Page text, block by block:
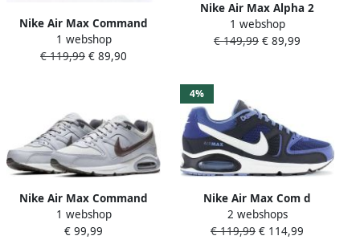
Nike Air Max Command
Sneakers Dames Wit Rood
Doos zonder deksel
1 webshop
€ 119,99 € 89,90
Nike Air Max Alpha 2
Trainingsschoenen
Schoenen zwart
1 webshop
€ 149,99 € 89,99
Nike Air Max Command
Leather 749760-012 Heren
Sneaker Sportschoenen
1 webshop
€ 99,99
4%
Nike Air Max Com d
Sneakers Schoenen
Sportschoenen Blauw
2 webshops
€ 119,99 € 114,99